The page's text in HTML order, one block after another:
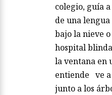
colegio, guía
de una
bajo la nieve
hospital
la ventana en
entiende ve
junto a los